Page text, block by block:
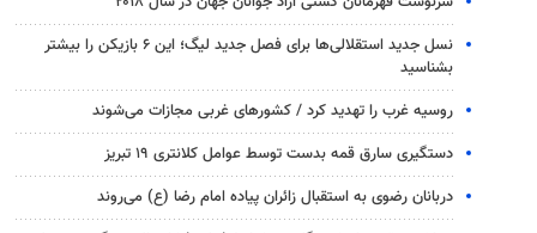
نسل جدید استقلالی‌ها برای فصل جدید لیگ؛ این ۶ بازیکن را بیشتر
بشناسید
روسیه غرب را تهدید کرد / کشورهای غربی مجازات می‌شوند
دستگیری سارق قمه بدست توسط عوامل کلانتری ۱۹ تبریز
دربانان رضوی به استقبال زائران پیاده امام رضا (ع) می‌روند